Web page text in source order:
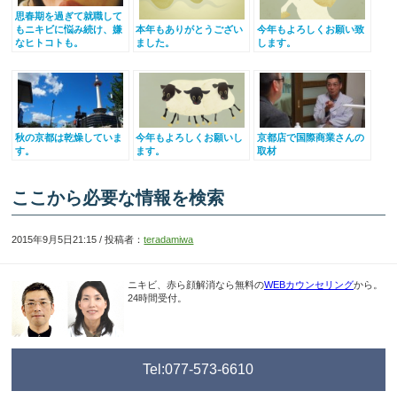
思春期を過ぎて就職して
もニキビに悩み続け、嫌
なヒトコトも。
本年もありがとうござい
ました。
今年もよろしくお願い致
します。
秋の京都は乾燥していま
す。
今年もよろしくお願いし
ます。
京都店で国際商業さんの
取材
ここから必要な情報を検索
2015年9月5日21:15 / 投稿者：teradamiwa
ニキビ、赤ら顔解消なら無料のWEBカウンセリングから。
24時間受付。
Tel:077-573-6610